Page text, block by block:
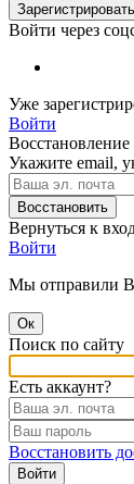
Войти через
Уже
Войти
Восстановление
Укажите email,
Восстановить
Вернуться к
Войти
Мы отправили
Ок
Поиск по сайту
Есть аккаунт?
Восстановить
Войти